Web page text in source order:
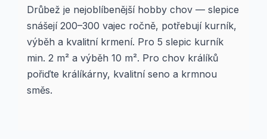
Drůbež je nejoblíbenější hobby chov — slepice
snášejí 200–300 vajec ročně, potřebují kurník,
výběh a kvalitní krmení. Pro 5 slepic kurník
min. 2 m² a výběh 10 m². Pro chov králíků
pořiďte králíkárny, kvalitní seno a krmnou
směs.